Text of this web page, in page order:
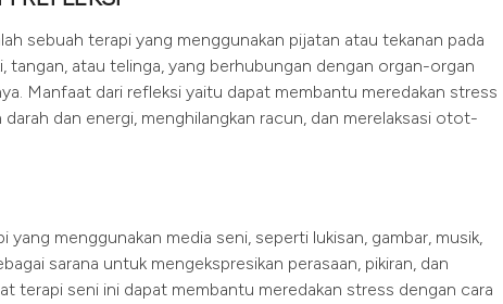
sebuah terapi yang menggunakan pijatan atau tekanan pada
atau telinga, yang berhubungan dengan organ-organ
Manfaat dari refleksi yaitu dapat membantu meredakan stress
dan energi, menghilangkan racun, dan merelaksasi otot-
yang menggunakan media seni, seperti lukisan, gambar, musik,
sarana untuk mengekspresikan perasaan, pikiran, dan
terapi seni ini dapat membantu meredakan stress dengan cara